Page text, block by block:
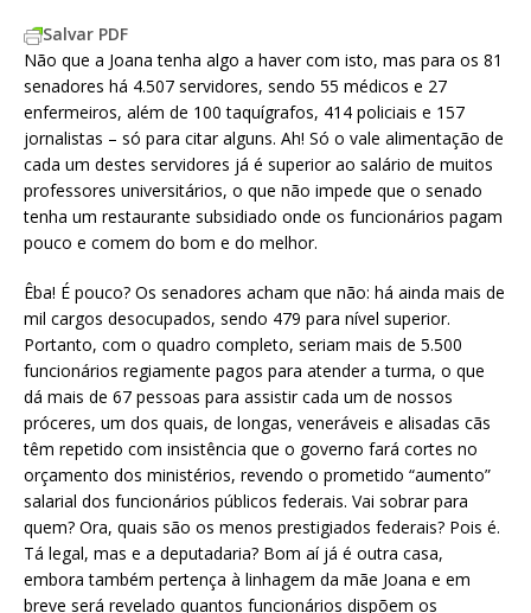
Salvar PDF
Não que a Joana tenha algo a haver com isto, mas para os 81
senadores há 4.507 servidores, sendo 55 médicos e 27
enfermeiros, além de 100 taquígrafos, 414 policiais e 157
jornalistas – só para citar alguns. Ah! Só o vale alimentação de
cada um destes servidores já é superior ao salário de muitos
professores universitários, o que não impede que o senado
tenha um restaurante subsidiado onde os funcionários pagam
pouco e comem do bom e do melhor.
Êba! É pouco? Os senadores acham que não: há ainda mais de
mil cargos desocupados, sendo 479 para nível superior.
Portanto, com o quadro completo, seriam mais de 5.500
funcionários regiamente pagos para atender a turma, o que
dá mais de 67 pessoas para assistir cada um de nossos
próceres, um dos quais, de longas, veneráveis e alisadas cãs
têm repetido com insistência que o governo fará cortes no
orçamento dos ministérios, revendo o prometido “aumento”
salarial dos funcionários públicos federais. Vai sobrar para
quem? Ora, quais são os menos prestigiados federais? Pois é.
Tá legal, mas e a deputadaria? Bom aí já é outra casa,
embora também pertença à linhagem da mãe Joana e em
breve será revelado quantos funcionários dispõem os